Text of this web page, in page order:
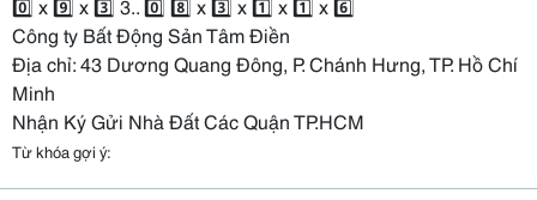
Công ty Bất Động Sản Tâm Điền
Địa chỉ: 43 Dương Quang Đông, P. Chánh Hưng, TP. Hồ Chí
Minh
Nhận Ký Gửi Nhà Đất Các Quận TP.HCM
Từ khóa gợi ý: